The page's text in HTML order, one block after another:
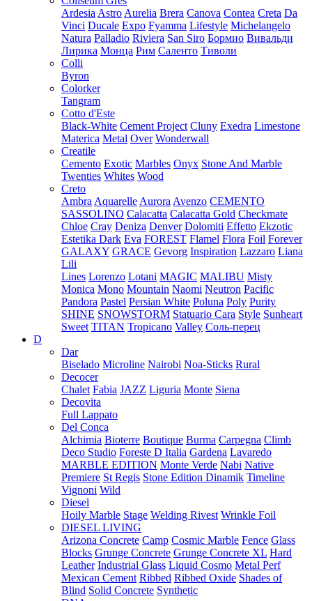
Ardesia Astro Aurelia Brera Canova Contea Creta Da
Vinci Ducale Expo Fyamma Lifestyle Michelangelo
Natura Palladio Riviera San Siro Бормио Вивальди
Лирика Монца Рим Саленто Тиволи
Colli
Byron
Colorker
Tangram
Cotto d'Este
Black-White Cement Project Cluny Exedra Limestone
Materica Metal Over Wonderwall
Creatile
Cemento Exotic Marbles Onyx Stone And Marble
Twenties Whites Wood
Creto
Ambra Aquarelle Aurora Avenzo CEMENTO
SASSOLINO Calacatta Calacatta Gold Checkmate
Chloe Cray Deniza Denver Dolomiti Effetto Ekzotic
Estetika Dark Eva FOREST Flamel Flora Foil Forever
GALAXY GRACE Gevorg Inspiration Lazzaro Liana
Lili
Lines Lorenzo Lotani MAGIC MALIBU Misty
Monica Mono Mountain Naomi Neutron Pacific
Pandora Pastel Persian White Poluna Poly Purity
SHINE SNOWSTORM Statuario Cara Style Sunheart
Sweet TITAN Tropicano Valley Соль-перец
D
Dar
Biselado Microline Nairobi Noa-Sticks Rural
Decocer
Chalet Fabia JAZZ Liguria Monte Siena
Decovita
Full Lappato
Del Conca
Alchimia Bioterre Boutique Burma Carpegna Climb
Deco Studio Foreste D Italia Gardena Lavaredo
MARBLE EDITION Monte Verde Nabi Native
Premiere St Regis Stone Edition Dinamik Timeline
Vignoni Wild
Diesel
Hoily Marble Stage Welding Rivest Wrinkle Foil
DIESEL LIVING
Arizona Concrete Camp Cosmic Marble Fence Glass
Blocks Grunge Concrete Grunge Concrete XL Hard
Leather Industrial Glass Liquid Cosmo Metal Perf
Mexican Cement Ribbed Ribbed Oxide Shades of
Blind Solid Concrete Synthetic